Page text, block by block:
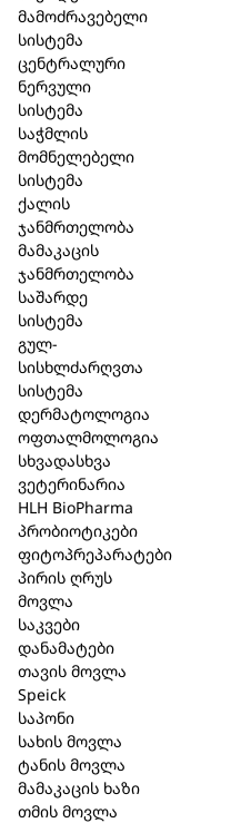
მამოძრავებელი
სისტემა
ცენტრალური
ნერვული
სისტემა
საჭმლის
მომნელებელი
სისტემა
ქალის
ჯანმრთელობა
მამაკაცის
ჯანმრთელობა
საშარდე
სისტემა
გულ-
სისხლძარღვთა
სისტემა
დერმატოლოგია
ოფთალმოლოგია
სხვადასხვა
ვეტერინარია
HLH BioPharma
პრობიოტიკები
ფიტოპრეპარატები
პირის ღრუს
მოვლა
საკვები
დანამატები
თავის მოვლა
Speick
საპონი
სახის მოვლა
ტანის მოვლა
მამაკაცის ხაზი
თმის მოვლა
განსაკუთრებული
პოზიტიური
სისხლძარღვთა
ქოლესტერინის
ზე მეტით
ბუნებრივი
მხოლოდ 1 კაფსულა
არ აქვს გვერდითი
დღიური დოზა შეიცავს
ბაქტერიულ კულტურას
Lactobacillus
რეკომენდებული
მიიღეთ 1 კაფსულა
რაოდენობის
დროს
გამოიყენება 8 წლიდან
შემადგენლობა:
შემავსებელი:
გარსი
Lactobacillus plantarum
ცელულოზა,
(კაფსულის გარსი).
არ შეიცავს გლუტენსა